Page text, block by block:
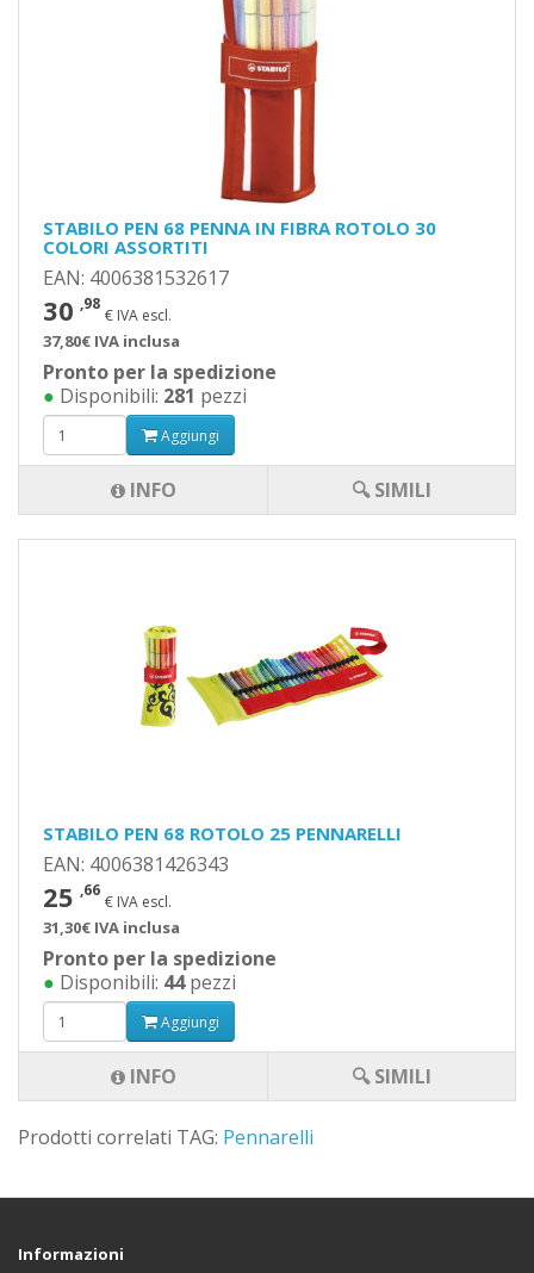
STABILO PEN 68 ROTOLO 25 PENNARELLI
EAN: 4006381426343
25 ,66
€ IVA escl.
31,30€ IVA inclusa
Pronto per la spedizione
● Disponibili: 44pezzi
Aggiungi
INFO 🔍 SIMILI
STABILO PEN 68 PENNA IN FIBRA ROTOLO 30
COLORI ASSORTITI
EAN: 4006381532617
30 ,98
€ IVA escl.
37,80€ IVA inclusa
Pronto per la spedizione
● Disponibili: 281 pezzi
Aggiungi
INFO 🔍 SIMILI
Prodotti correlati TAG: Pennarelli
Informazioni